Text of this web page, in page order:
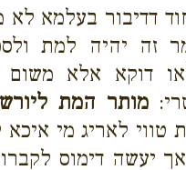
דדיבור בעלמא
זה יהיה למת
דוקא אלא
מותר המת
טווי לאריג מי
יעשה דימוס